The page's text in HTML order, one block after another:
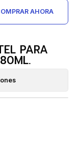
AHORA
PARA